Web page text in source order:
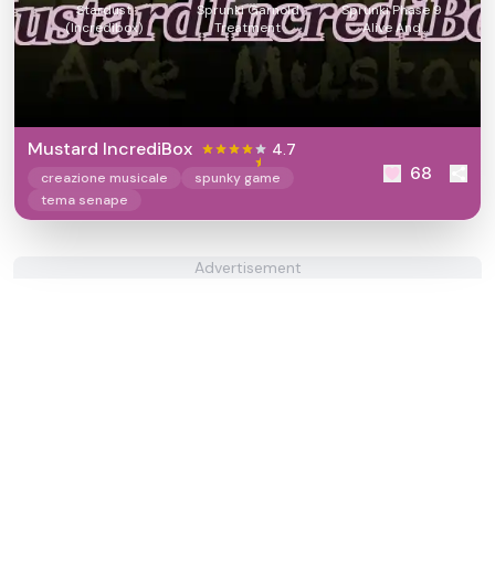
Stardust
(Incredibox)
Sprunki Garnold
Treatment
Sprunki Phase 9
Alive And
Malediction
Mustard IncrediBox 4.7
creazione musicale
spunky game
tema senape
68
Advertisement